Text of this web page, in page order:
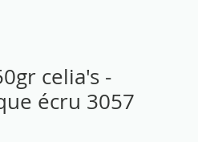
celia's -
écru 3057